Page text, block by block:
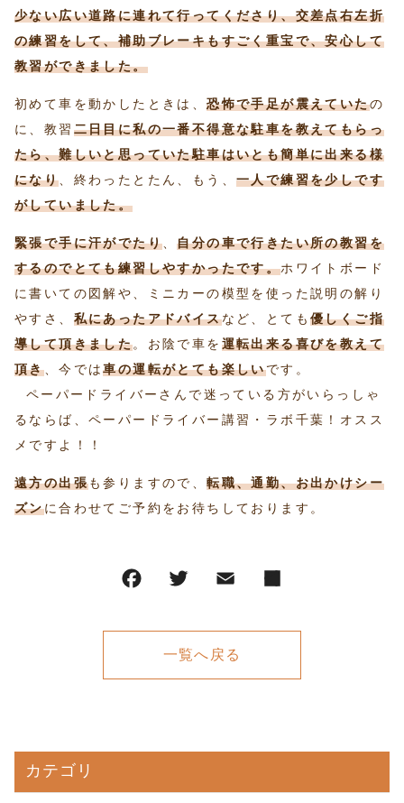
少ない広い道路に連れて行ってくださり、交差点右左折
の練習をして、補助ブレーキもすごく重宝で、安心して
教習ができました。
初めて車を動かしたときは、恐怖で手足が震えていたの
に、教習 二日目に私の一番不得意な駐車を教えてもらっ
たら、難しいと思っていた駐車はいとも簡単に出来る様
になり、終わったとたん、もう、一人で練習を少しです
がしていました。
緊張で手に汗がでたり、自分の車で行きたい所の教習を
するのでとても練習しやすかったです。ホワイトボード
に書いての図解や、ミニカーの模型を使った説明の解り
やすさ、 私にあったアドバイスなど、とても優しくご指
導して頂きました。お陰で車を 運転出来る喜びを教えて
頂き、今では車の運転がとても楽しいです。
ペーパードライバーさんで迷っている方がいらっしゃ
るならば、ペーパードライバー講習・ラボ千葉！オスス
メですよ！！
遠方の出張も参りますので、転職、通勤、お出かけシー
ズンに合わせてご予約をお待ちしております。
一覧へ戻る
カテゴリ